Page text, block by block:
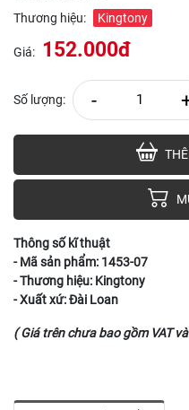
Thương hiệu:
Kingtony
Giá: 152.000đ
Số lượng: -
Thông số kĩ thuật
- Mã sản phẩm: 1453-07
- Thương hiệu: Kingtony
- Xuất xứ: Đài Loan
( Giá trên chưa bao gồm VAT